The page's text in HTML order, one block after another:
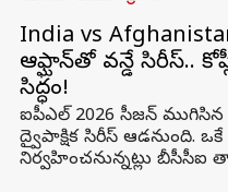
India vs
ఆఫ్ఘాన్‌తో వన్డే సిరీస్..
సిద్ధం!
ఐపీఎల్ 2026 సీజన్ ముగిసిన
ద్వైపాక్షిక సిరీస్ ఆడనుంది.
నిర్వహించనున్నట్లు